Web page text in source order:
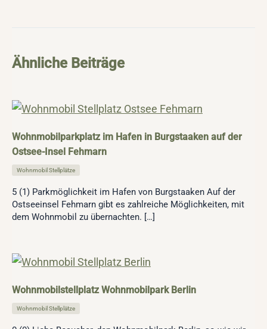
Ähnliche Beiträge
Wohnmobilparkplatz im Hafen in Burgstaaken auf der
Ostsee-Insel Fehmarn
Wohnmobil Stellplätze
5 (1) Parkmöglichkeit im Hafen von Burgstaaken Auf der
Ostseeinsel Fehmarn gibt es zahlreiche Möglichkeiten, mit
dem Wohnmobil zu übernachten. […]
Wohnmobilstellplatz Wohnmobilpark Berlin
Wohnmobil Stellplätze